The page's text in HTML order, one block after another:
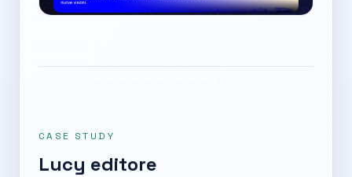
CASE STUDY
Lucy editore